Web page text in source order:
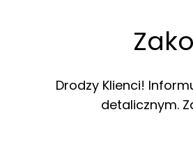
Drodzy Klienci!
detalicznym.